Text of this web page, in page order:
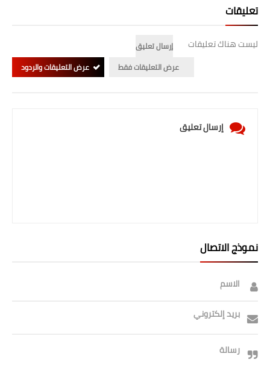
تعليقات
ليست هناك تعليقات
إرسال تعليق
عرض التعليقات فقط
عرض التعليقات والردود
إرسال تعليق
نموذج الاتصال
الاسم
بريد إلكتروني
رسالة